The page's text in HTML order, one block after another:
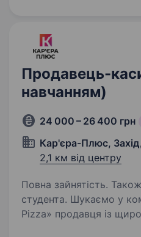
Продавець-
навчанням)
24 000 – 26 400 грн
Кар'єра-Плюс, Захід
2,1 км від центру
Повна зайнятість.
студента. Шукаємо у команду закладу «IQ
Pizza» продавця із